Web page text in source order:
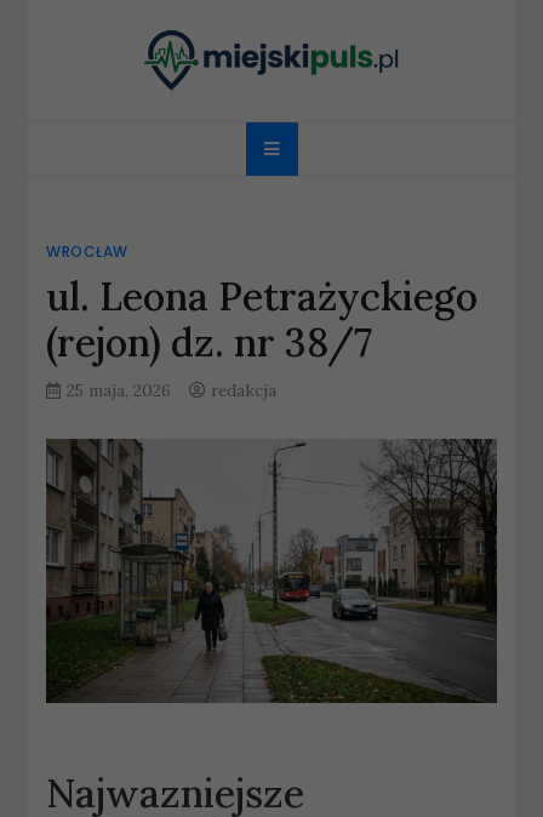
miejskipuls.pl
WROCŁAW
ul. Leona Petrażyckiego
(rejon) dz. nr 38/7
25 maja, 2026 redakcja
Najwazniejsze